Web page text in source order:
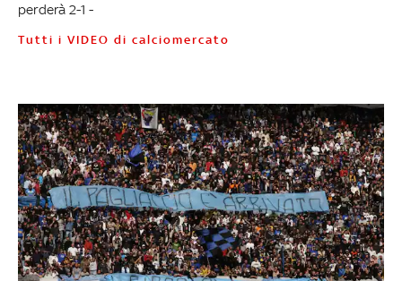
perderà 2-1 -
Tutti i VIDEO di calciomercato